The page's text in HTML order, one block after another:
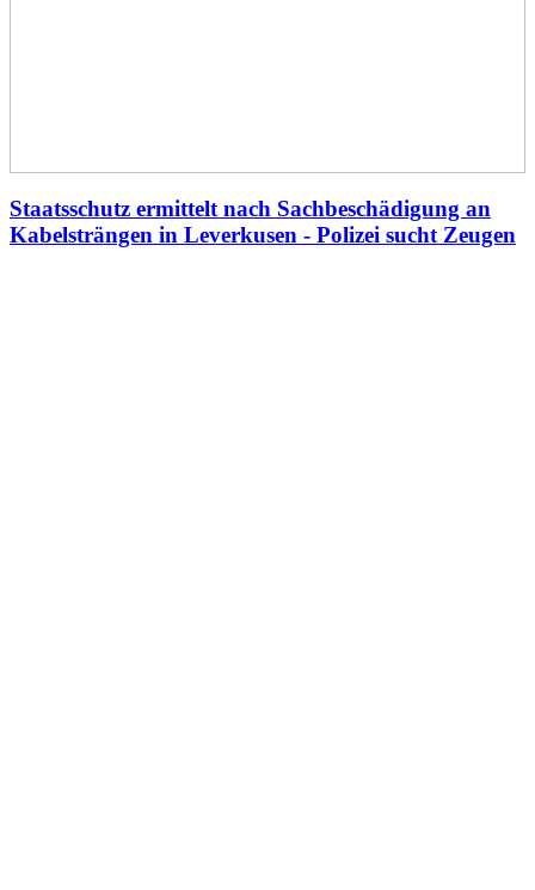
Staatsschutz ermittelt nach Sachbeschädigung an
Kabelsträngen in Leverkusen - Polizei sucht Zeugen